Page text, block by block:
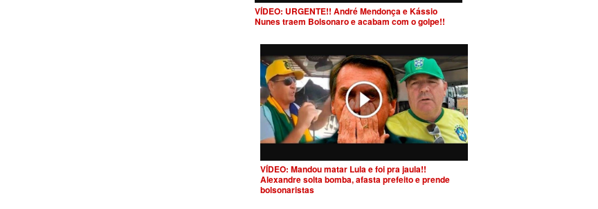
VÍDEO: URGENTE!! André Mendonça e Kássio
Nunes traem Bolsonaro e acabam com o golpe!!
VÍDEO: Mandou matar Lula e foi pra jaula!!
Alexandre solta bomba, afasta prefeito e prende
bolsonaristas